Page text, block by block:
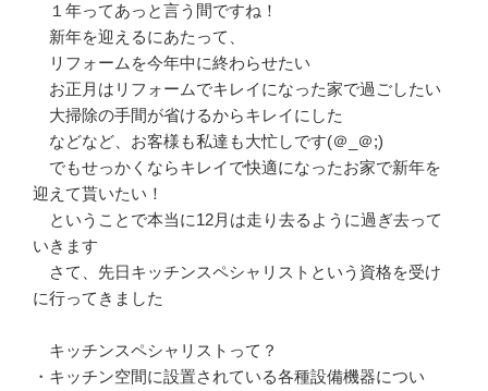
１年ってあっと言う間ですね！
新年を迎えるにあたって、
リフォームを今年中に終わらせたい
お正月はリフォームでキレイになった家で過ごしたい
大掃除の手間が省けるからキレイにした
などなど、お客様も私達も大忙しです(＠_＠;)
でもせっかくならキレイで快適になったお家で新年を
迎えて貰いたい！
ということで本当に12月は走り去るように過ぎ去って
いきます
さて、先日キッチンスペシャリストという資格を受け
に行ってきました
キッチンスペシャリストって？
・キッチン空間に設置されている各種設備機器につい